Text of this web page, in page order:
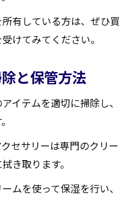
有している方は、ぜひ買
けてみてください。
と保管方法
イテムを適切に掃除し、
セサリーは専門のクリー
き取ります。
ムを使って保湿を行い、